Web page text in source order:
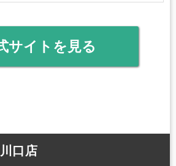
サイトを見る
口店